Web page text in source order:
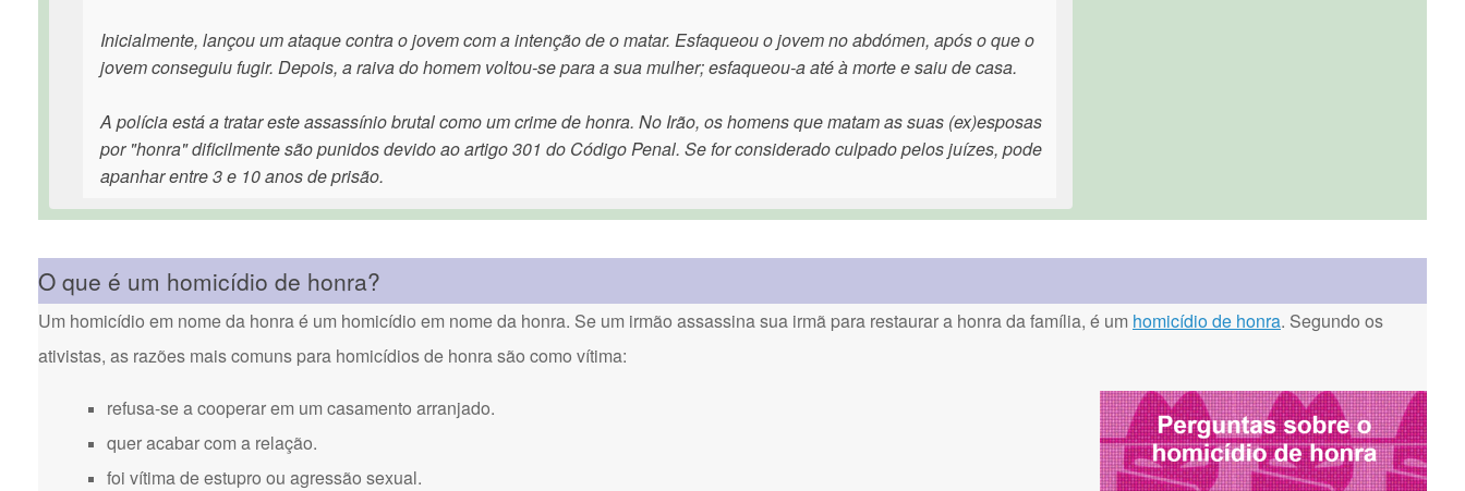
Inicialmente, lançou um ataque contra o jovem com a intenção de o matar. Esfaqueou o jovem no abdómen, após o que o
jovem conseguiu fugir. Depois, a raiva do homem voltou-se para a sua mulher; esfaqueou-a até à morte e saiu de casa.
A polícia está a tratar este assassínio brutal como um crime de honra. No Irão, os homens que matam as suas (ex)esposas
por "honra" dificilmente são punidos devido ao artigo 301 do Código Penal. Se for considerado culpado pelos juízes, pode
apanhar entre 3 e 10 anos de prisão.
O que é um homicídio de honra?
Um homicídio em nome da honra é um homicídio em nome da honra. Se um irmão assassina sua irmã para restaurar a honra da família, é um homicídio de honra. Segundo os
ativistas, as razões mais comuns para homicídios de honra são como vítima:
refusa-se a cooperar em um casamento arranjado.
quer acabar com a relação.
foi vítima de estupro ou agressão sexual.